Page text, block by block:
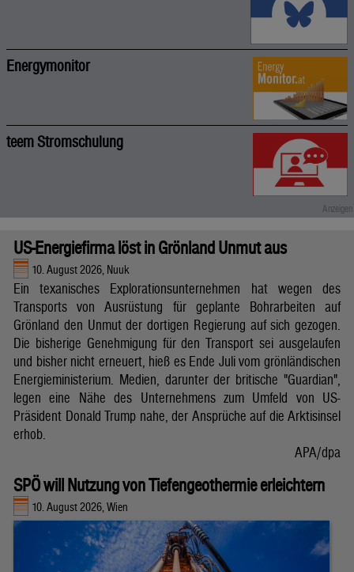
Energymonitor
teem Stromschulung
US-Energiefirma löst in Grönland Unmut aus
10. August 2026, Nuuk
Ein texanisches Explorationsunternehmen hat wegen des
Transports von Ausrüstung für geplante Bohrarbeiten auf
Grönland den Unmut der dortigen Regierung auf sich gezogen.
Die bisherige Genehmigung für den Transport sei ausgelaufen
und bisher nicht erneuert, hieß es Ende Juli vom grönländischen
Energieministerium. Medien, darunter der britische "Guardian",
legen eine Nähe des Unternehmens zum Umfeld von US-
Präsident Donald Trump nahe, der Ansprüche auf die Arktisinsel
erhob.
APA/dpa
SPÖ will Nutzung von Tiefengeothermie erleichtern
10. August 2026, Wien